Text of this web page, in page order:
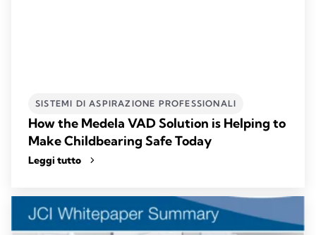
SISTEMI DI ASPIRAZIONE PROFESSIONALI​
How the Medela VAD Solution is Helping to
Make Childbearing Safe Today
Leggi tutto